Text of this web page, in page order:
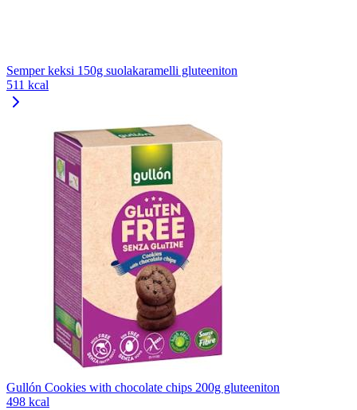
Semper keksi 150g suolakaramelli gluteeniton
511 kcal
Gullón Cookies with chocolate chips 200g gluteeniton
498 kcal